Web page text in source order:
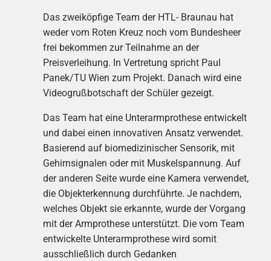
Das zweiköpfige Team der HTL- Braunau hat
weder vom Roten Kreuz noch vom Bundesheer
frei bekommen zur Teilnahme an der
Preisverleihung. In Vertretung spricht Paul
Panek/TU Wien zum Projekt. Danach wird eine
Videogrußbotschaft der Schüler gezeigt.
Das Team hat eine Unterarmprothese entwickelt
und dabei einen innovativen Ansatz verwendet.
Basierend auf biomedizinischer Sensorik, mit
Gehirnsignalen oder mit Muskelspannung. Auf
der anderen Seite wurde eine Kamera verwendet,
die Objekterkennung durchführte. Je nachdem,
welches Objekt sie erkannte, wurde der Vorgang
mit der Armprothese unterstützt. Die vom Team
entwickelte Unterarmprothese wird somit
ausschließlich durch Gedanken